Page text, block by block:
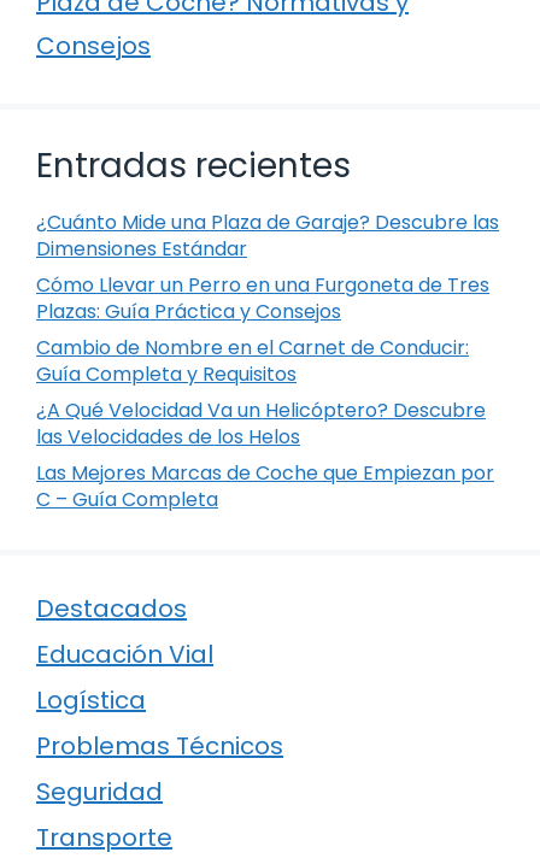
Consejos
Entradas recientes
¿Cuánto Mide una Plaza de Garaje? Descubre las
Dimensiones Estándar
Cómo Llevar un Perro en una Furgoneta de Tres
Plazas: Guía Práctica y Consejos
Cambio de Nombre en el Carnet de Conducir:
Guía Completa y Requisitos
¿A Qué Velocidad Va un Helicóptero? Descubre
las Velocidades de los Helos
Las Mejores Marcas de Coche que Empiezan por
C – Guía Completa
Destacados
Educación Vial
Logística
Problemas Técnicos
Seguridad
Transporte